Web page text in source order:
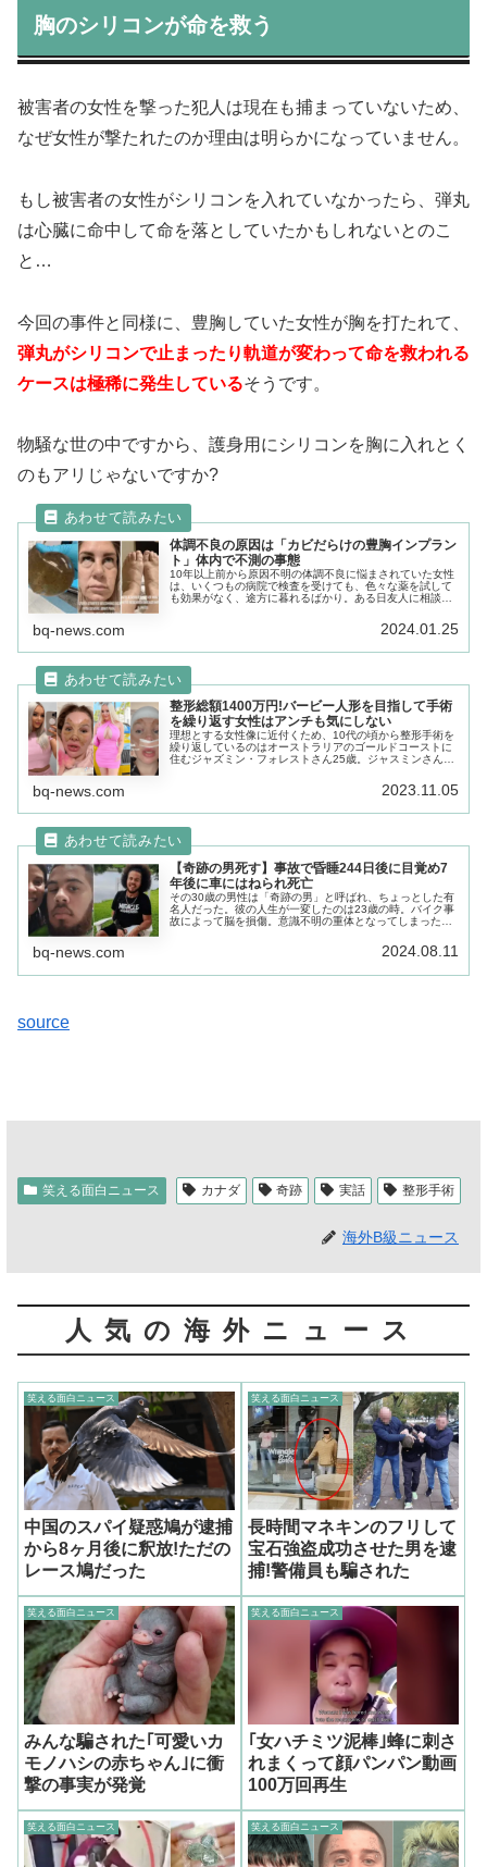
胸のシリコンが命を救う
被害者の女性を撃った犯人は現在も捕まっていないため、
なぜ女性が撃たれたのか理由は明らかになっていません。
もし被害者の女性がシリコンを入れていなかったら、弾丸
は心臓に命中して命を落としていたかもしれないとのこ
と…
今回の事件と同様に、豊胸していた女性が胸を打たれて、
弾丸がシリコンで止まったり軌道が変わって命を救われる
ケースは極稀に発生しているそうです。
物騒な世の中ですから、護身用にシリコンを胸に入れとく
のもアリじゃないですか?
体調不良の原因は「カビだらけの豊胸インプラン
ト」体内で不測の事態
10年以上前から原因不明の体調不良に悩まされていた女性
は、いくつもの病院で検査を受けても、色々な薬を試して
も効果がなく、途方に暮れるばかり。ある日友人に相談す
bq-news.com 2024.01.25
整形総額1400万円!バービー人形を目指して手術
を繰り返す女性はアンチも気にしない
理想とする女性像に近付くため、10代の頃から整形手術を
繰り返しているのはオーストラリアのゴールドコーストに
住むジャズミン・フォレストさん25歳。ジャスミンさんが
bq-news.com 2023.11.05
【奇跡の男死す】事故で昏睡244日後に目覚め7
年後に車にはねられ死亡
その30歳の男性は「奇跡の男」と呼ばれ、ちょっとした有
名人だった。彼の人生が一変したのは23歳の時。バイク事
故によって脳を損傷。意識不明の重体となってしまった…
bq-news.com 2024.08.11
source
笑える面白ニュース カナダ 奇跡 実話 整形手術
海外B級ニュース
人気の海外ニュース
笑える面白ニュース
中国のスパイ疑惑鳩が逮捕
から8ヶ月後に釈放!ただの
レース鳩だった
笑える面白ニュース
長時間マネキンのフリして
宝石強盗成功させた男を逮
捕!警備員も騙された
笑える面白ニュース
みんな騙された｢可愛いカ
モノハシの赤ちゃん｣に衝
撃の事実が発覚
笑える面白ニュース
｢女ハチミツ泥棒｣蜂に刺さ
れまくって顔パンパン動画
100万回再生
笑える面白ニュース 笑える面白ニュース